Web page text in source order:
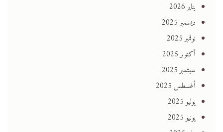
يناير 2026
ديسمبر 2025
نوفمبر 2025
أكتوبر 2025
سبتمبر 2025
أغسطس 2025
يوليو 2025
يونيو 2025